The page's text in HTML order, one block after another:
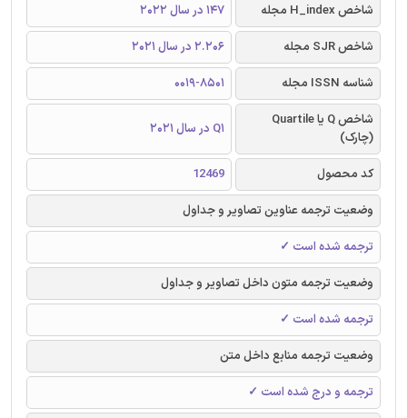
شاخص H_index مجله
147 در سال 2022
شاخص SJR مجله
2.206 در سال 2021
شناسه ISSN مجله
0019-8501
شاخص Q یا Quartile
(چارک)
Q1 در سال 2021
کد محصول
12469
وضعیت ترجمه عناوین تصاویر و جداول
ترجمه شده است ✓
وضعیت ترجمه متون داخل تصاویر و جداول
ترجمه شده است ✓
وضعیت ترجمه منابع داخل متن
ترجمه و درج شده است ✓